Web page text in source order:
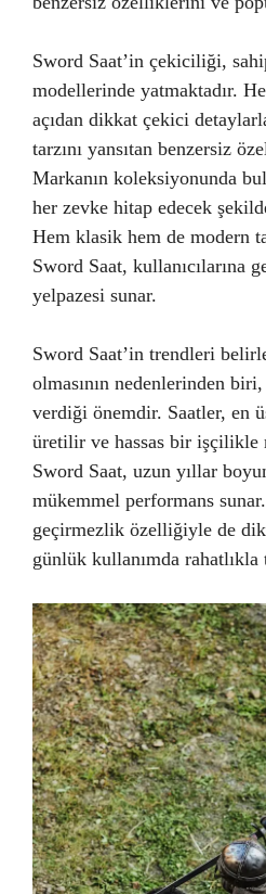
Sword Saat’in çekiciliği,
modellerinde yatmaktadır.
açıdan dikkat çekici
tarzını yansıtan benzersiz
Markanın koleksiyonunda
her zevke hitap edecek
Hem klasik hem de modern
Sword Saat, kullanıcılarına
yelpazesi sunar.
Sword Saat’in trendleri
olmasının nedenlerinden
verdiği önemdir. Saatler, en
üretilir ve hassas bir işçilikle
Sword Saat, uzun yıllar
mükemmel performans
geçirmezlik özelliğiyle de
günlük kullanımda